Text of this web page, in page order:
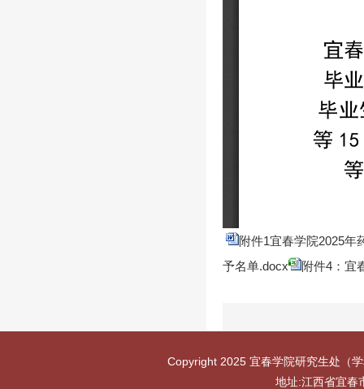
附件1宜春学院2025年
予名单.docx
附件4：宜
Copyright 2025 宜春学院研究生处（
地址:江西省宜